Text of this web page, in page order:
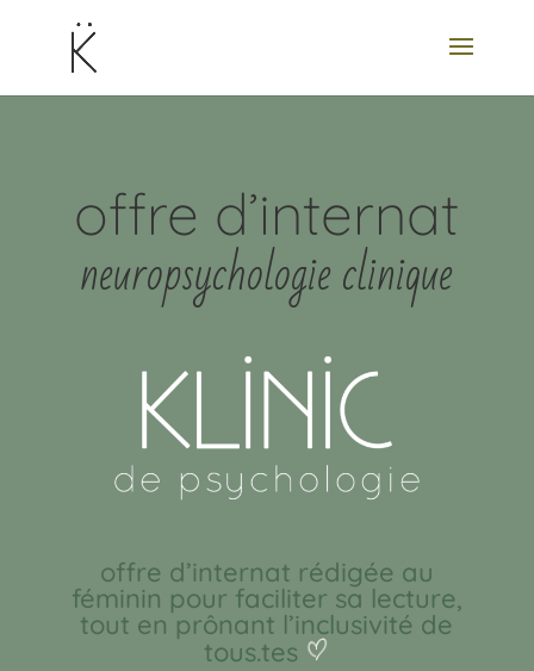
offre d’internat
neuropsychologie clinique
offre d’internat rédigée au
féminin pour faciliter sa lecture,
tout en prônant l’inclusivité de
tous.tes